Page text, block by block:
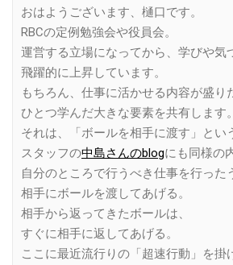
おはようございます、樋口です。
RBCの定例勉強会や役員会。
運営する立場になってから、学びや気
飛躍的に上昇しています。
もちろん、仕事に活かせる内容が盛り
ひとつ学んだ大きな要素を共有します。
それは、「ボールを相手に渡す」とい
スタッフの中島さんのblogにも同様の
自分のところで行うべき仕事を行った
相手にボールを渡してあげる。
相手から返ってきたボールは、
すぐに相手に返してあげる。
ここに最近流行りの「超速行動」を掛